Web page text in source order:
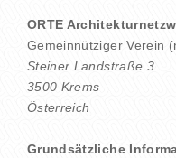
ORTE
Gemeinnütziger Verein
Steiner Landstraße 3
3500 Krems
Österreich
Grundsätzliche